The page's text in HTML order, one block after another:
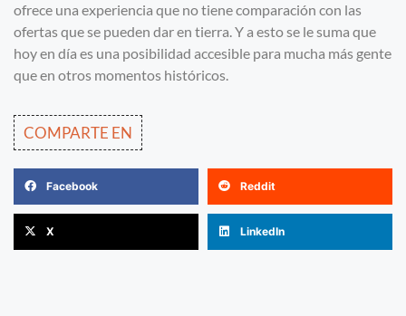
ofrece una experiencia que no tiene comparación con las
ofertas que se pueden dar en tierra. Y a esto se le suma que
hoy en día es una posibilidad accesible para mucha más gente
que en otros momentos históricos.
COMPARTE EN
Facebook Reddit
X LinkedIn